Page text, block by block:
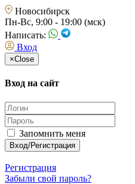
Новосибирск
Пн-Вс, 9:00 - 19:00 (мск)
Написать:
Вход
×Close
Вход на сайт
Запомнить меня
Регистрация
Забыли свой пароль?